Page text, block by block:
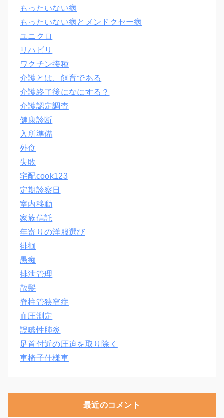
もったいない病
もったいない病とメンドクセー病
ユニクロ
リハビリ
ワクチン接種
介護とは、飼育である
介護終了後になにする？
介護認定調査
健康診断
入所準備
外食
失敗
宅配cook123
定期診察日
室内移動
家族信託
年寄りの洋服選び
徘徊
愚痴
排泄管理
散髪
脊柱管狭窄症
血圧測定
誤嚥性肺炎
足首付近の圧迫を取り除く
車椅子仕様車
最近のコメント